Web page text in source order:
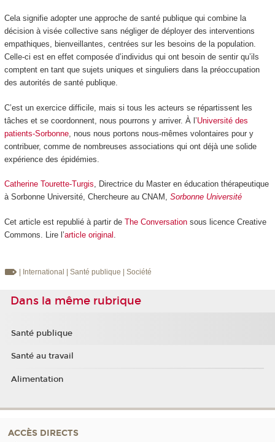
Cela signifie adopter une approche de santé publique qui combine la
décision à visée collective sans négliger de déployer des interventions
empathiques, bienveillantes, centrées sur les besoins de la population.
Celle-ci est en effet composée d’individus qui ont besoin de sentir qu’ils
comptent en tant que sujets uniques et singuliers dans la préoccupation
des autorités de santé publique.
C’est un exercice difficile, mais si tous les acteurs se répartissent les
tâches et se coordonnent, nous pourrons y arriver. À l’Université des
patients-Sorbonne, nous nous portons nous-mêmes volontaires pour y
contribuer, comme de nombreuses associations qui ont déjà une solide
expérience des épidémies.
Catherine Tourette-Turgis, Directrice du Master en éducation thérapeutique
à Sorbonne Université, Chercheure au CNAM, Sorbonne Université
Cet article est republié à partir de The Conversationsous licence Creative
Commons. Lire l’article original
| International | Santé publique | Société
Dans la même rubrique
Santé publique
Santé au travail
Alimentation
ACCÈS DIRECTS